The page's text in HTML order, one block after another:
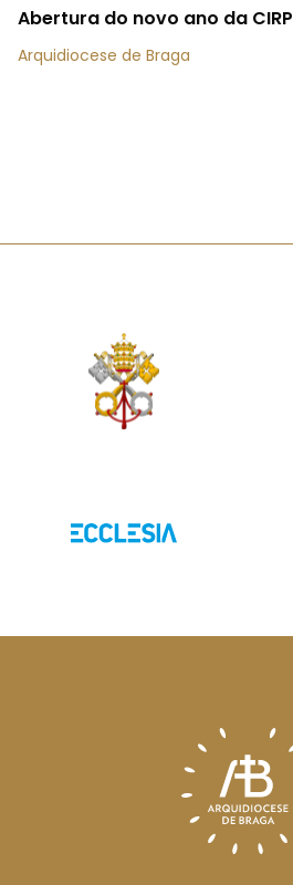
Abertura do novo ano da CIRP
Arquidiocese de Braga